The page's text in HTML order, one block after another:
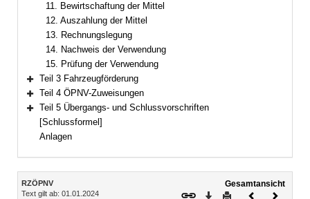
11. Bewirtschaftung der Mittel
12. Auszahlung der Mittel
13. Rechnungslegung
14. Nachweis der Verwendung
15. Prüfung der Verwendung
Bereich erweitern
Teil 3 Fahrzeugförderung
Bereich erweitern
Teil 4 ÖPNV-Zuweisungen
Bereich erweitern
Teil 5 Übergangs- und Schlussvorschriften
[Schlussformel]
Anlagen
Inhalt
RZÖPNV
Text gilt ab: 01.01.2024
Gesamtansicht
Download
DruckenVorheriges